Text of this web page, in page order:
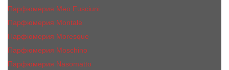
Парфюмерия Meo Fusciuni
Парфюмерия Montale
Парфюмерия Moresque
Парфюмерия Moschino
Парфюмерия Nasomatto